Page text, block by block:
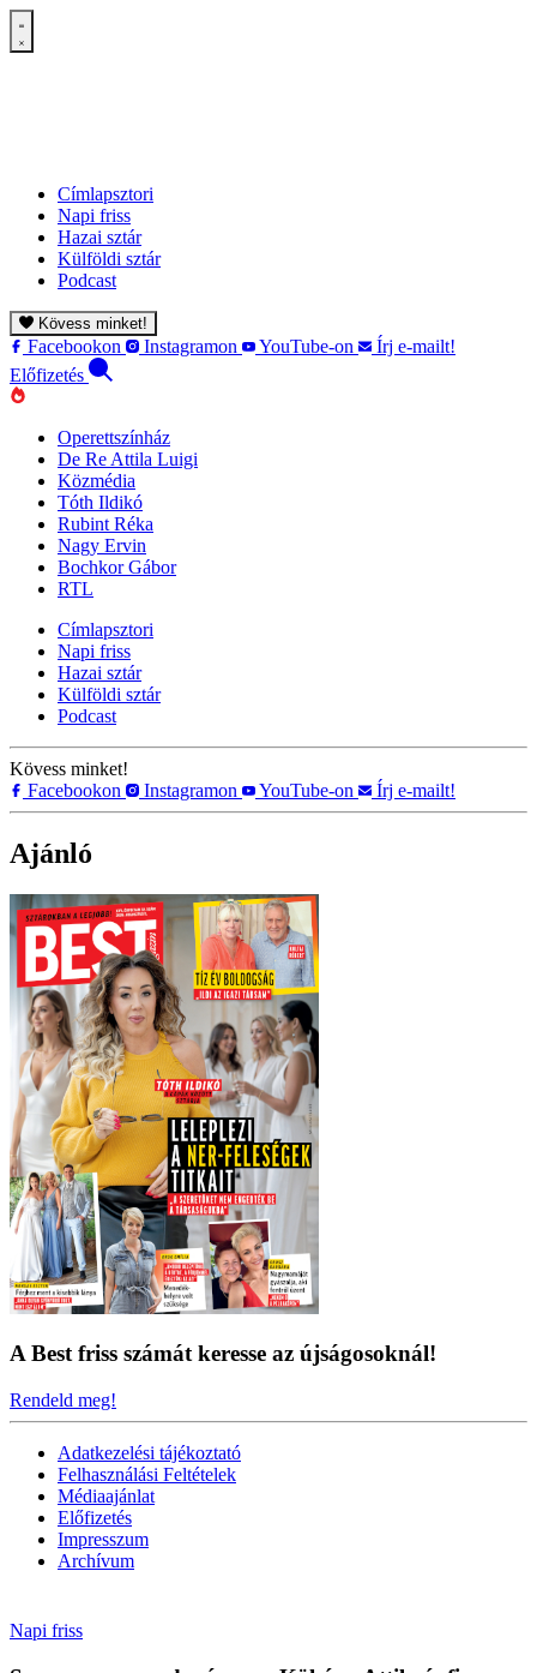
Címlapsztori
Napi friss
Hazai sztár
Külföldi sztár
Podcast
Kövess minket!
Facebookon Instagramon YouTube-on
Írj e-mailt!
Előfizetés
Operettszínház
De Re Attila Luigi
Közmédia
Tóth Ildikó
Rubint Réka
Nagy Ervin
Bochkor Gábor
RTL
Címlapsztori
Napi friss
Hazai sztár
Külföldi sztár
Podcast
Kövess minket!
Facebookon
Instagramon YouTube-on Írj e-mailt!
Ajánló
A Best friss számát keresse az újságosoknál!
Rendeld meg!
Adatkezelési tájékoztató
Felhasználási Feltételek
Médiaajánlat
Előfizetés
Impresszum
Archívum
Napi friss